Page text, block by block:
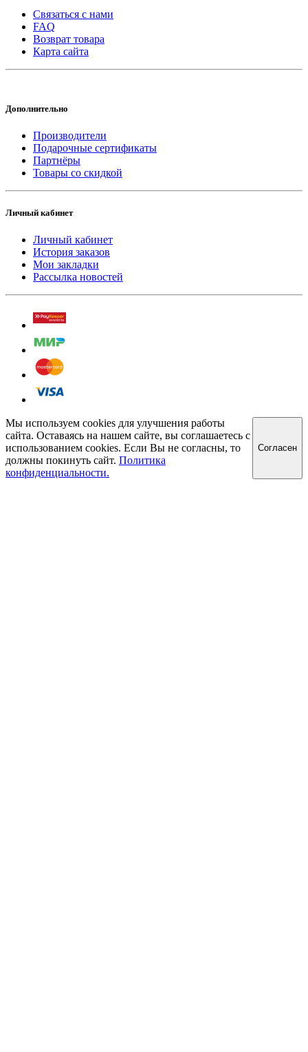
Связаться с нами
FAQ
Возврат товара
Карта сайта
Дополнительно
Производители
Подарочные сертификаты
Партнёры
Товары со скидкой
Личный кабинет
Личный кабинет
История заказов
Мои закладки
Рассылка новостей
Мы используем cookies для улучшения работы
сайта. Оставаясь на нашем сайте, вы соглашаетесь с
использованием cookies. Если Вы не согласны, то
должны покинуть сайт. Политика
конфиденциальности.
Cогласен